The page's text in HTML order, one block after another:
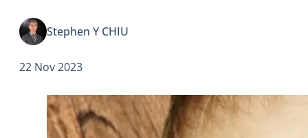
Stephen Y CHIU
22 Nov 2023